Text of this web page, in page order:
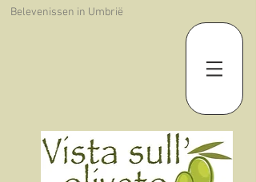
Belevenissen in Umbrië